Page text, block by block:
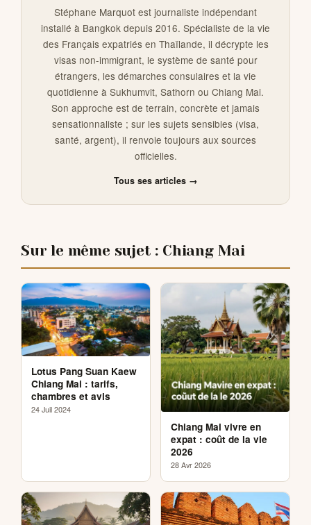
Stéphane Marquot est journaliste indépendant
installé à Bangkok depuis 2016. Spécialiste de la vie
des Français expatriés en Thaïlande, il décrypte les
visas non-immigrant, le système de santé pour
étrangers, les démarches consulaires et la vie
quotidienne à Sukhumvit, Sathorn ou Chiang Mai.
Son approche est de terrain, concrète et jamais
sensationnaliste ; sur les sujets sensibles (visa,
santé, argent), il renvoie toujours aux sources
officielles.
Tous ses articles →
Sur le même sujet : Chiang Mai
Lotus Pang Suan Kaew
Chiang Mai : tarifs,
chambres et avis
24 Juil 2024
Chiang Mai vivre en
expat : coût de la vie
2026
28 Avr 2026